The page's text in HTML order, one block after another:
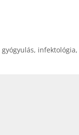
gyógyulás, infektológia,